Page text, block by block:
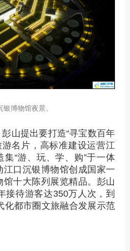
银博物馆夜景。
山提出要打造“寻宝数百年
游名片，高标准建设运营江
集“游、玩、学、购”于一体
江口沉银博物馆创成国家一
十大陈列展览精品。彭山
接待游客达350万人次，到
化都市圈文旅融合发展示范